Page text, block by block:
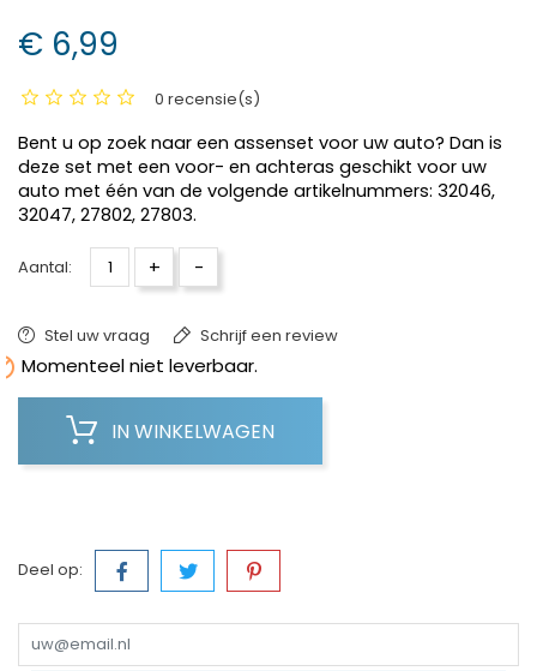
€ 6,99
0 recensie(s)
Bent u op zoek naar een assenset voor uw auto? Dan is
deze set met een voor- en achteras geschikt voor uw
auto met één van de volgende artikelnummers: 32046,
32047, 27802, 27803.
Aantal: + -
Stel uw vraag Schrijf een review
Momenteel niet leverbaar.
IN WINKELWAGEN
Deel op: